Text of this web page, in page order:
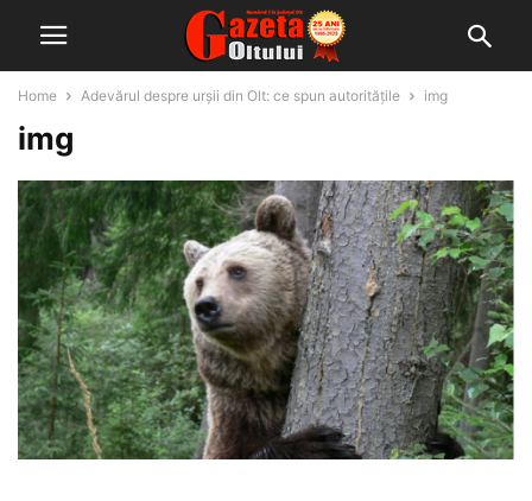
Home Adevărul despre urșii din Olt: ce spun autoritățile img
img